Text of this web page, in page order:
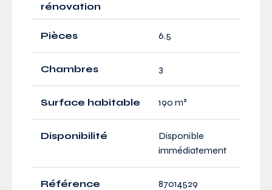
rénovation
Pièces 6.5
Chambres 3
Surface habitable 190 m²
Disponibilité
Disponible
immédiatement
Référence 87014529